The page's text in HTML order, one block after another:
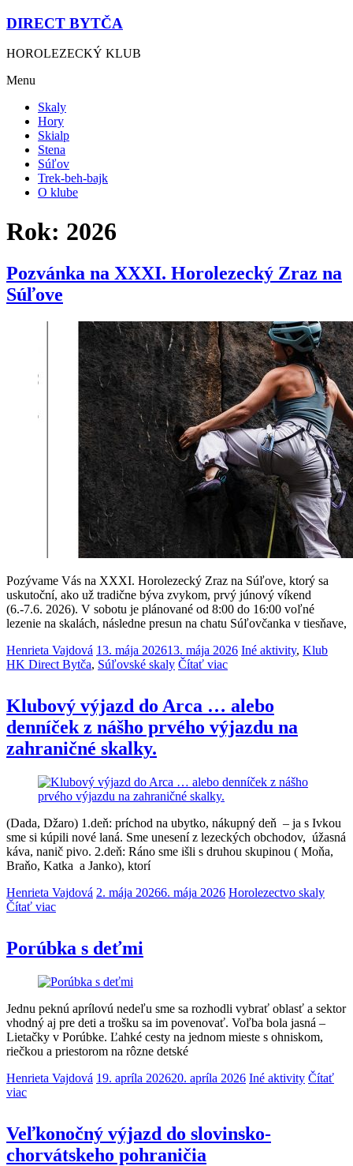
DIRECT BYTČA
HOROLEZECKÝ KLUB
Menu
Skaly
Hory
Skialp
Stena
Súľov
Trek-beh-bajk
O klube
Rok: 2026
Pozvánka na XXXI. Horolezecký Zraz na
Súľove
Pozývame Vás na XXXI. Horolezecký Zraz na Súľove, ktorý sa
uskutoční, ako už tradične býva zvykom, prvý júnový víkend
(6.-7.6. 2026). V sobotu je plánované od 8:00 do 16:00 voľné
lezenie na skalách, následne presun na chatu Súľovčanka v tiesňave,
Henrieta Vajdová 13. mája 202613. mája 2026 Iné aktivity, Klub
HK Direct Bytča, Súľovské skaly Čítať viac
Klubový výjazd do Arca … alebo
denníček z nášho prvého výjazdu na
zahraničné skalky.
(Dada, Džaro) 1.deň: príchod na ubytko, nákupný deň – ja s Ivkou
sme si kúpili nové laná. Sme unesení z lezeckých obchodov, úžasná
káva, nanič pivo. 2.deň: Ráno sme išli s druhou skupinou ( Moňa,
Braňo, Katka a Janko), ktorí
Henrieta Vajdová 2. mája 20266. mája 2026 Horolezectvo skaly
Čítať viac
Porúbka s deťmi
Jednu peknú aprílovú nedeľu sme sa rozhodli vybrať oblasť a sektor
vhodný aj pre deti a trošku sa im povenovať. Voľba bola jasná –
Lietačky v Porúbke. Ľahké cesty na jednom mieste s ohniskom,
riečkou a priestorom na rôzne detské
Henrieta Vajdová 19. apríla 202620. apríla 2026 Iné aktivity Čítať
viac
Veľkonočný výjazd do slovinsko-
chorvátskeho pohraničia